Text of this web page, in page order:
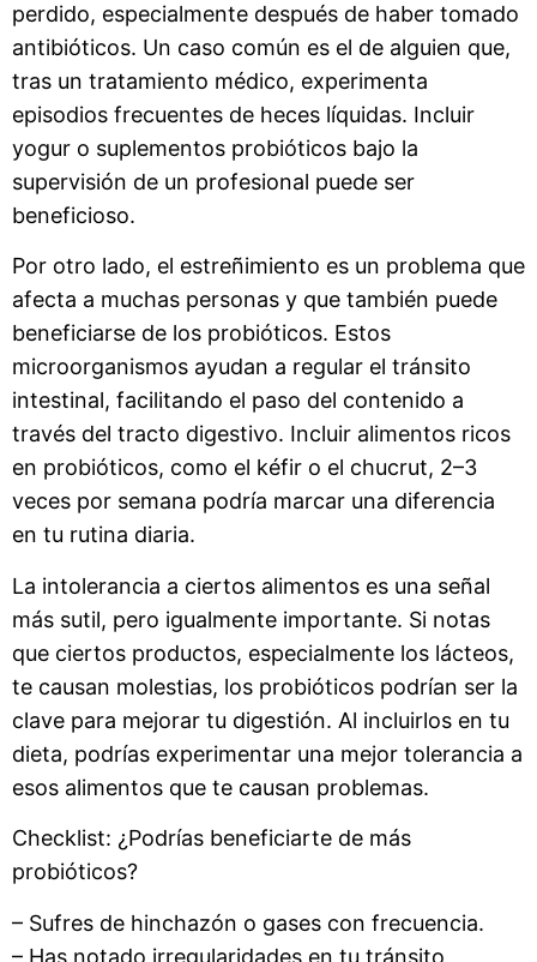
perdido, especialmente después de haber tomado
antibióticos. Un caso común es el de alguien que,
tras un tratamiento médico, experimenta
episodios frecuentes de heces líquidas. Incluir
yogur o suplementos probióticos bajo la
supervisión de un profesional puede ser
beneficioso.
Por otro lado, el estreñimiento es un problema que
afecta a muchas personas y que también puede
beneficiarse de los probióticos. Estos
microorganismos ayudan a regular el tránsito
intestinal, facilitando el paso del contenido a
través del tracto digestivo. Incluir alimentos ricos
en probióticos, como el kéfir o el chucrut, 2–3
veces por semana podría marcar una diferencia
en tu rutina diaria.
La intolerancia a ciertos alimentos es una señal
más sutil, pero igualmente importante. Si notas
que ciertos productos, especialmente los lácteos,
te causan molestias, los probióticos podrían ser la
clave para mejorar tu digestión. Al incluirlos en tu
dieta, podrías experimentar una mejor tolerancia a
esos alimentos que te causan problemas.
Checklist: ¿Podrías beneficiarte de más
probióticos?
– Sufres de hinchazón o gases con frecuencia.
– Has notado irregularidades en tu tránsito